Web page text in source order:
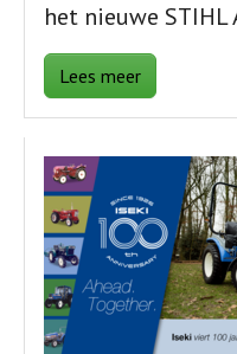
het nieuwe STIHL
Lees meer